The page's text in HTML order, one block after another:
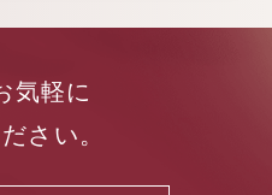
気軽に
さい。